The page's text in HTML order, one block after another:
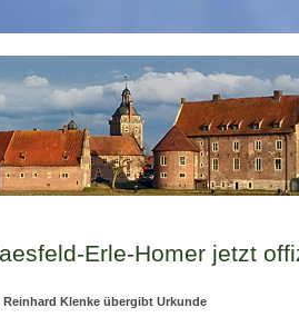
Erle-Homer jetzt
Klenke übergibt Urkunde